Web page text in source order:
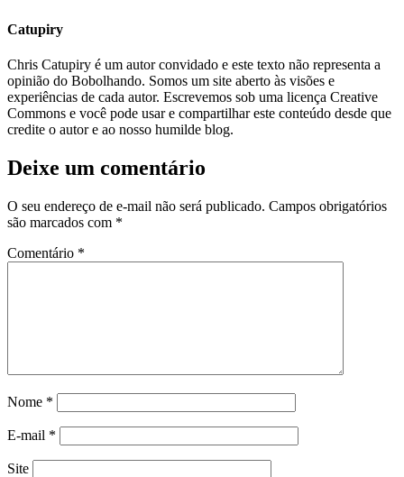
Catupiry
Chris Catupiry é um autor convidado e este texto não representa a
opinião do Bobolhando. Somos um site aberto às visões e
experiências de cada autor. Escrevemos sob uma licença Creative
Commons e você pode usar e compartilhar este conteúdo desde que
credite o autor e ao nosso humilde blog.
Deixe um comentário
O seu endereço de e-mail não será publicado. Campos obrigatórios
são marcados com *
Comentário *
Nome *
E-mail *
Site